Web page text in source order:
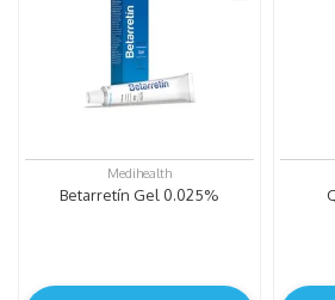
Medihealth
Betarretín Gel 0.025%